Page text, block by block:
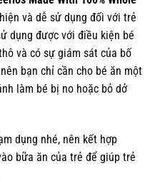
và dễ sử dụng đối với trẻ
dụng được với điều kiện bé
và có sự giám sát của bố
bạn chỉ cần cho bé ăn một
làm bé bị no hoặc bỏ dở
dụng nhé, nên kết hợp
bữa ăn của trẻ để giúp trẻ